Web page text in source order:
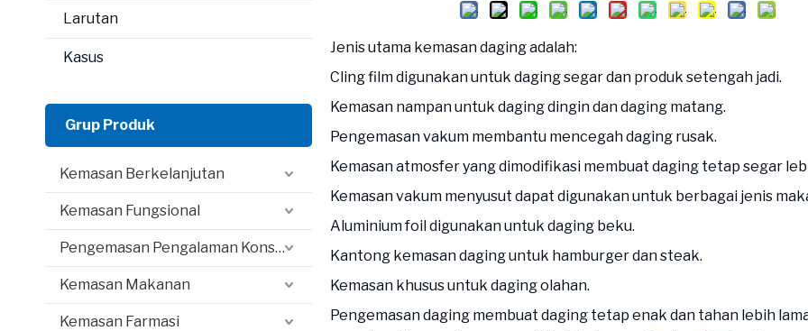
Larutan
Kasus
Grup Produk
Kemasan Berkelanjutan
Kemasan Fungsional
Pengemasan Pengalaman Konsumen
Kemasan Makanan
Kemasan Farmasi
Jenis utama kemasan daging adalah:
Cling film digunakan untuk daging segar dan produk setengah jadi.
Kemasan nampan untuk daging dingin dan daging matang.
Pengemasan vakum membantu mencegah daging rusak.
Kemasan atmosfer yang dimodifikasi membuat daging tetap segar
Kemasan vakum menyusut dapat digunakan untuk berbagai jenis
Aluminium foil digunakan untuk daging beku.
Kantong kemasan daging untuk hamburger dan steak.
Kemasan khusus untuk daging olahan.
Pengemasan daging membuat daging tetap enak dan tahan lebih